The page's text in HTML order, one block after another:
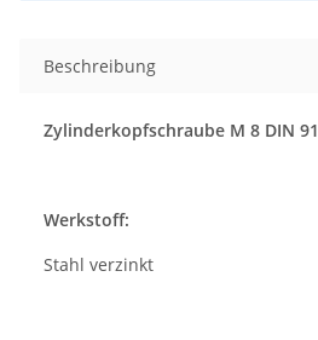
Beschreibung
Zylinderkopfschraube M 8 DIN
Werkstoff:
Stahl verzinkt